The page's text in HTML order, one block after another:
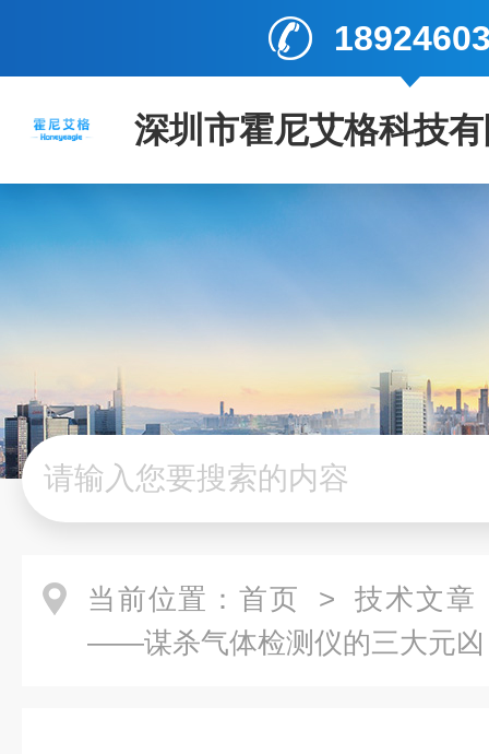
深圳市霍尼艾格科技
当前位置： 首页 > 技术文章
——谋杀气体检测仪的三大元凶